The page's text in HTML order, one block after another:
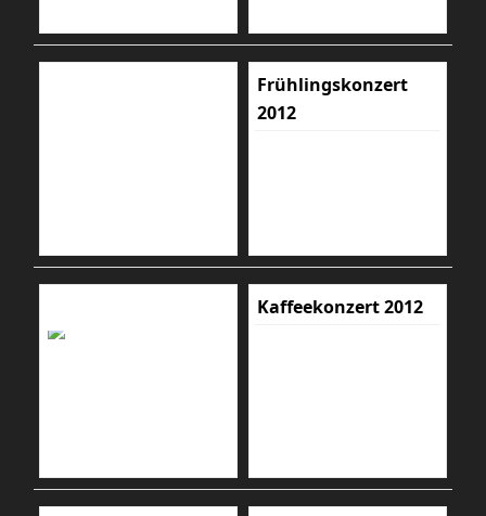
Frühlingskonzert
2012
Kaffeekonzert 2012